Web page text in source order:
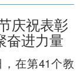
庆祝表彰
奋进力量
在第41个教